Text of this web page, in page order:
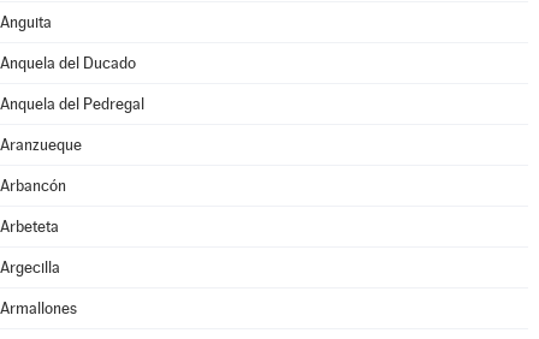
Anguita
Anquela del Ducado
Anquela del Pedregal
Aranzueque
Arbancón
Arbeteta
Argecilla
Armallones